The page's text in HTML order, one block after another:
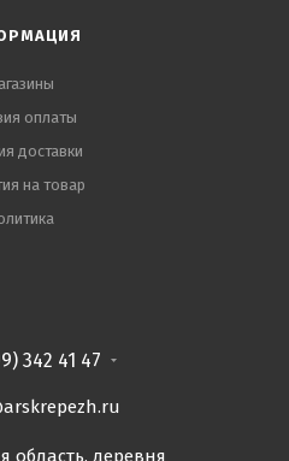
оплаты
доставки
на товар
342 41 47
область, деревня